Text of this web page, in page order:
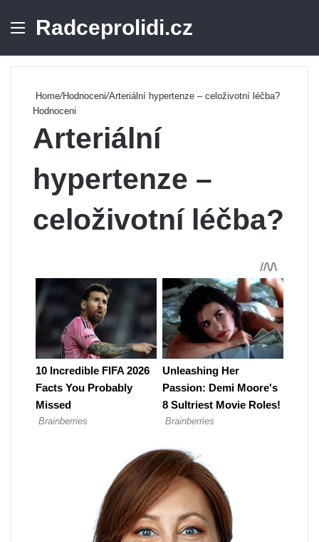
Menu
Radceprolidi.cz
Home/Hodnoceni/Arteriální hypertenze – celoživotní léčba?
Hodnoceni
Arteriální
hypertenze –
celoživotní léčba?